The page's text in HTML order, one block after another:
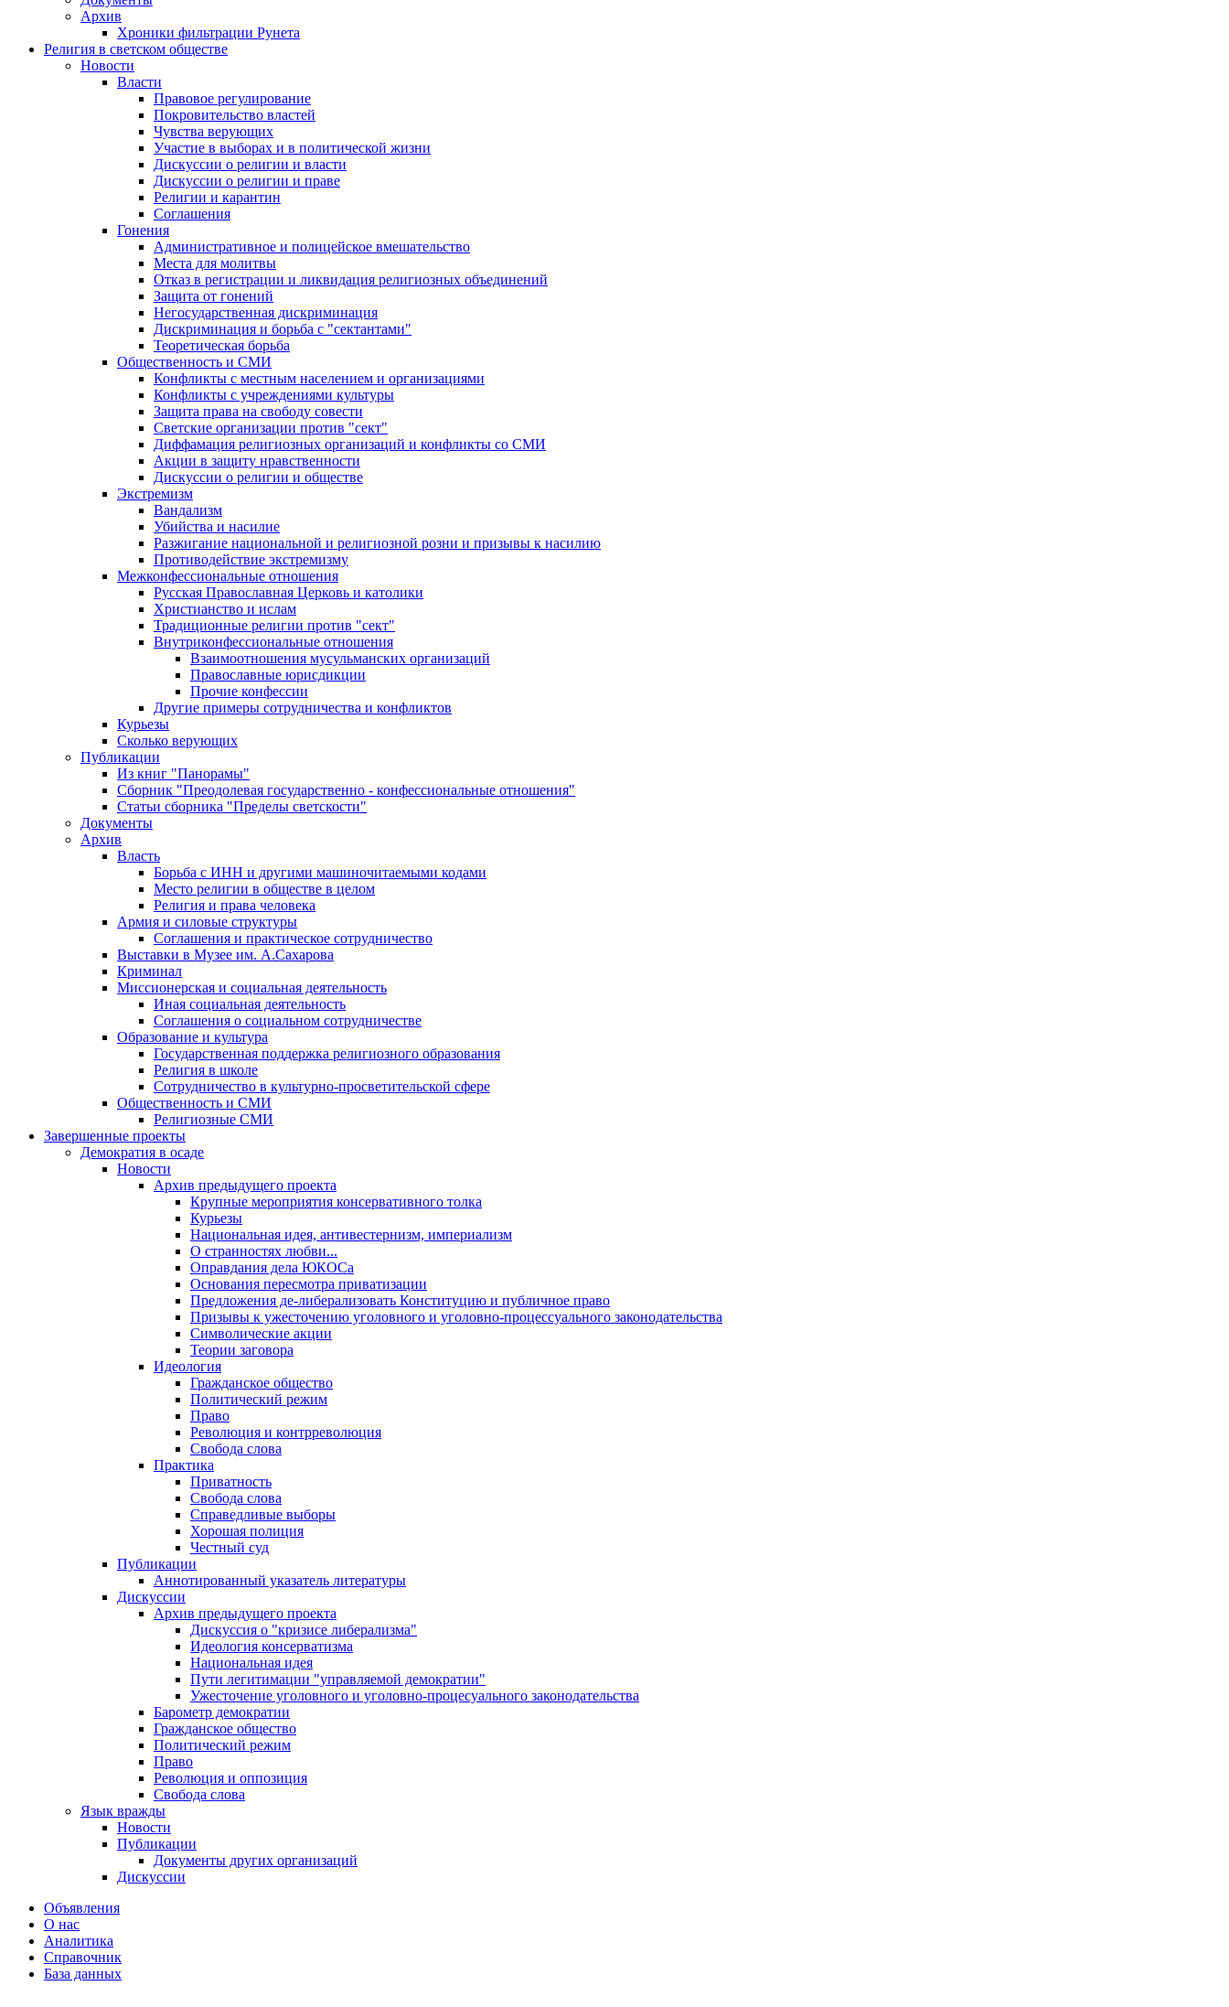
Архив
Хроники фильтрации Рунета
Религия в светском обществе
Новости
Власти
Правовое регулирование
Покровительство властей
Чувства верующих
Участие в выборах и в политической жизни
Дискуссии о религии и власти
Дискуссии о религии и праве
Религии и карантин
Соглашения
Гонения
Административное и полицейское вмешательство
Места для молитвы
Отказ в регистрации и ликвидация религиозных объединений
Защита от гонений
Негосударственная дискриминация
Дискриминация и борьба с "сектантами"
Теоретическая борьба
Общественность и СМИ
Конфликты с местным населением и организациями
Конфликты с учреждениями культуры
Защита права на свободу совести
Светские организации против "сект"
Диффамация религиозных организаций и конфликты со СМИ
Акции в защиту нравственности
Дискуссии о религии и обществе
Экстремизм
Вандализм
Убийства и насилие
Разжигание национальной и религиозной розни и призывы к насилию
Противодействие экстремизму
Межконфессиональные отношения
Русская Православная Церковь и католики
Христианство и ислам
Традиционные религии против "сект"
Внутриконфессиональные отношения
Взаимоотношения мусульманских организаций
Православные юрисдикции
Прочие конфессии
Другие примеры сотрудничества и конфликтов
Курьезы
Сколько верующих
Публикации
Из книг "Панорамы"
Сборник "Преодолевая государственно - конфессиональные отношения"
Статьи сборника "Пределы светскости"
Документы
Архив
Власть
Борьба с ИНН и другими машиночитаемыми кодами
Место религии в обществе в целом
Религия и права человека
Армия и силовые структуры
Соглашения и практическое сотрудничество
Выставки в Музее им. А.Сахарова
Криминал
Миссионерская и социальная деятельность
Иная социальная деятельность
Соглашения о социальном сотрудничестве
Образование и культура
Государственная поддержка религиозного образования
Религия в школе
Сотрудничество в культурно-просветительской сфере
Общественность и СМИ
Религиозные СМИ
Завершенные проекты
Демократия в осаде
Новости
Архив предыдущего проекта
Крупные мероприятия консервативного толка
Курьезы
Национальная идея, антивестернизм, империализм
О странностях любви...
Оправдания дела ЮКОСа
Основания пересмотра приватизации
Предложения де-либерализовать Конституцию и публичное право
Призывы к ужесточению уголовного и уголовно-процессуального законодательства
Символические акции
Теории заговора
Идеология
Гражданское общество
Политический режим
Право
Революция и контрреволюция
Свобода слова
Практика
Приватность
Свобода слова
Справедливые выборы
Хорошая полиция
Честный суд
Публикации
Аннотированный указатель литературы
Дискуссии
Архив предыдущего проекта
Дискуссия о "кризисе либерализма"
Идеология консерватизма
Национальная идея
Пути легитимации "управляемой демократии"
Ужесточение уголовного и уголовно-процесуального законодательства
Барометр демократии
Гражданское общество
Политический режим
Право
Революция и оппозиция
Свобода слова
Язык вражды
Новости
Публикации
Документы других организаций
Дискуссии
Объявления
О нас
Аналитика
Справочник
База данных